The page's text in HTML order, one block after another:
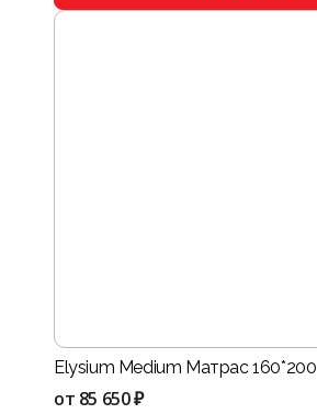
Elysium Medium Матрас 160*200
от 85 650 ₽